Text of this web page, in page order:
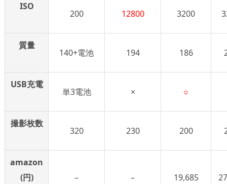
ISO
200 12800 3200
質量
140+電池 194 186
USB充電
単3電池 × ○
撮影枚数
320 230 200
amazon
(円)
– – 19,685